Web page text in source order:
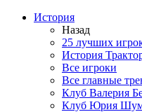
История
Назад
25 лучших
История
Все игроки
Все главные
Клуб Валерия
Клуб Юрия